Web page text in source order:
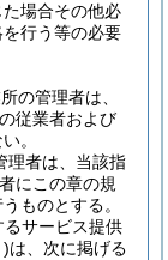
場合その他必
行う等の必要
の管理者は、
従業者および
。
理者は、当該指
にこの章の規
ものとする。
るサービス提供
)は、次に掲げる